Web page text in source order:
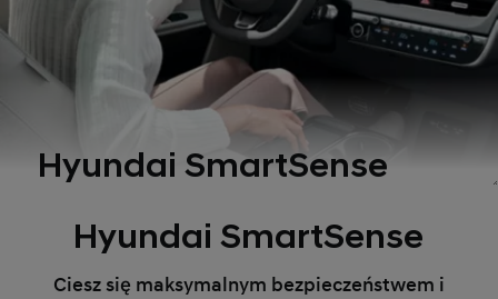
Hyundai SmartSense
Hyundai SmartSense
Ciesz się maksymalnym bezpieczeństwem i